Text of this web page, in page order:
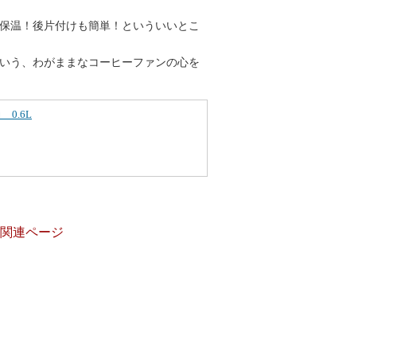
温！後片付けも簡単！といういいとこ
う、わがままなコーヒーファンの心を
0.6L
連ページ